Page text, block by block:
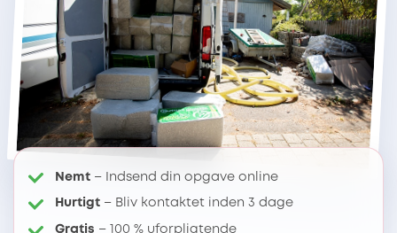
Nemt – Indsend din opgave online
Hurtigt – Bliv kontaktet inden 3 dage
Gratis – 100 % uforpligtende